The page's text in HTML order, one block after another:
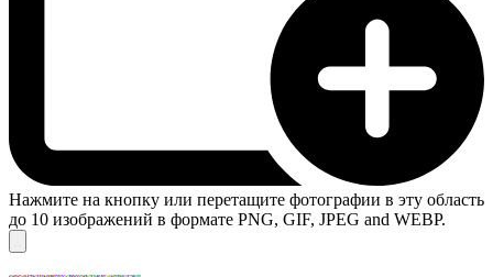
Нажмите на кнопку или перетащите фотографии в эту область
до 10 изображений в формате PNG, GIF, JPEG and WEBP.